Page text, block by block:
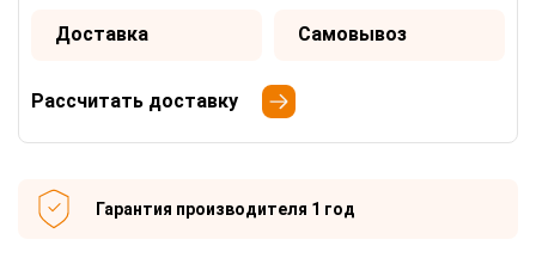
Доставка Самовывоз
Рассчитать доставку
Гарантия производителя 1 год